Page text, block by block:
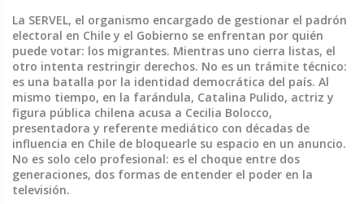
La SERVEL, el organismo encargado de gestionar el padrón
electoral en Chile y el Gobierno se enfrentan por quién
puede votar: los migrantes. Mientras uno cierra listas, el
otro intenta restringir derechos. No es un trámite técnico:
es una batalla por la identidad democrática del país. Al
mismo tiempo, en la farándula, Catalina Pulido, actriz y
figura pública chilena acusa a Cecilia Bolocco,
presentadora y referente mediático con décadas de
influencia en Chile de bloquearle su espacio en un anuncio.
No es solo celo profesional: es el choque entre dos
generaciones, dos formas de entender el poder en la
televisión.